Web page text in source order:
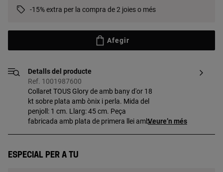
-15% extra per la compra de 2 joies o més
Afegir
Detalls del producte
Ref. 1001987600
Collaret TOUS Glory de amb bany d'or 18
kt sobre plata amb ònix i perla. Mida del
penjoll: 1 cm. Llarg: 45 cm. Peça
fabricada amb plata de primera llei amb
durabilitat de la joia.
Veure’n més
Especial per a tu